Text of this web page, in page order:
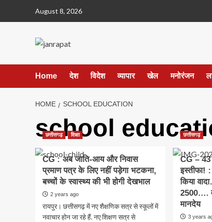
August 8, 2026
Home देश विदेश व्यापार खेल मनोरंजन
HOME SCHOOL EDUCATION
school
छत्तीसगढ़ शिक्षा
CG : अब जाति-आय और निवास
प्रमाण पत्र के लिए नहीं पड़ेगा भटकना,
बच्चों के स्वास्थ्य की भी होगी देखभाल
2 years ago
रायपुर। छत्तीसगढ़ में नए शैक्षणिक सत्र से स्कूलों में
नवाचार होन जा रहे हैं. नए शिक्षण सत्र से
छत्तीसगढ़
CG – 43
इस्तीफा!
किया
2500….
मानदेय
3 years